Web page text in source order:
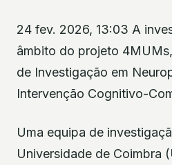
24 fev. 2026, 13:03 A
âmbito do projeto
de Investigação em
Intervenção Cognitivo-
Uma equipa de
Universidade de Coimbra